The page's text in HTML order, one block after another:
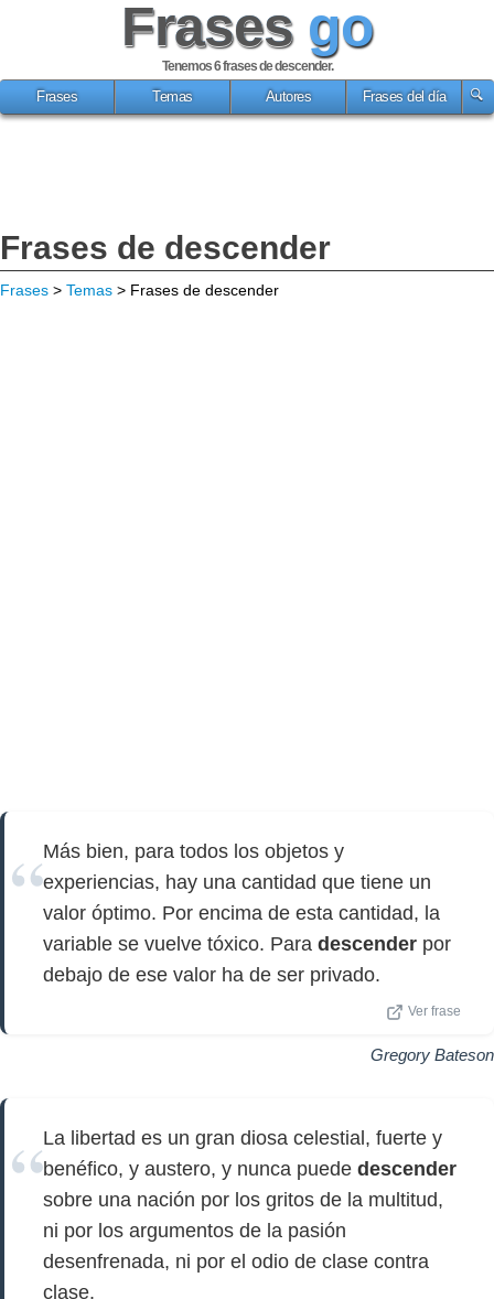
Frases go
Tenemos 6frases de descender.
Frases
Temas Autores Frases del día
Frases de descender
Frases > Temas > Frases de descender
Más bien, para todos los objetos y
experiencias, hay una cantidad que tiene un
valor óptimo. Por encima de esta cantidad, la
variable se vuelve tóxico. Para descender por
debajo de ese valor ha de ser privado.
Ver frase
Gregory Bateson
La libertad es un gran diosa celestial, fuerte y
benéfico, y austero, y nunca puede descender
sobre una nación por los gritos de la multitud,
ni por los argumentos de la pasión
desenfrenada, ni por el odio de clase contra
clase.